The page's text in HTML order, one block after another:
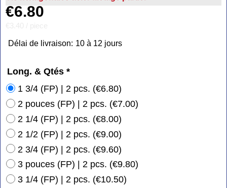
€6.80
Délai de livraison: 10 à 12 jours
Long. & Qtés *
1 3/4 (FP) | 2 pcs. (€6.80)
2 pouces (FP) | 2 pcs. (€7.00)
2 1/4 (FP) | 2 pcs. (€8.00)
2 1/2 (FP) | 2 pcs. (€9.00)
2 3/4 (FP) | 2 pcs. (€9.60)
3 pouces (FP) | 2 pcs. (€9.80)
3 1/4 (FP) | 2 pcs. (€10.50)